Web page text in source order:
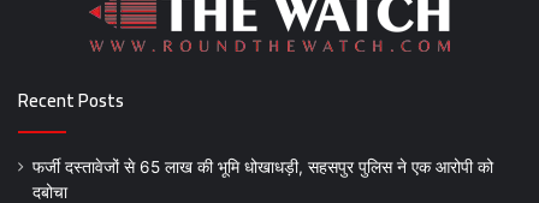
Recent Posts
फर्जी दस्तावेजों से 65 लाख की भूमि धोखाधड़ी, सहसपुर पुलिस ने एक आरोपी को
दबोचा